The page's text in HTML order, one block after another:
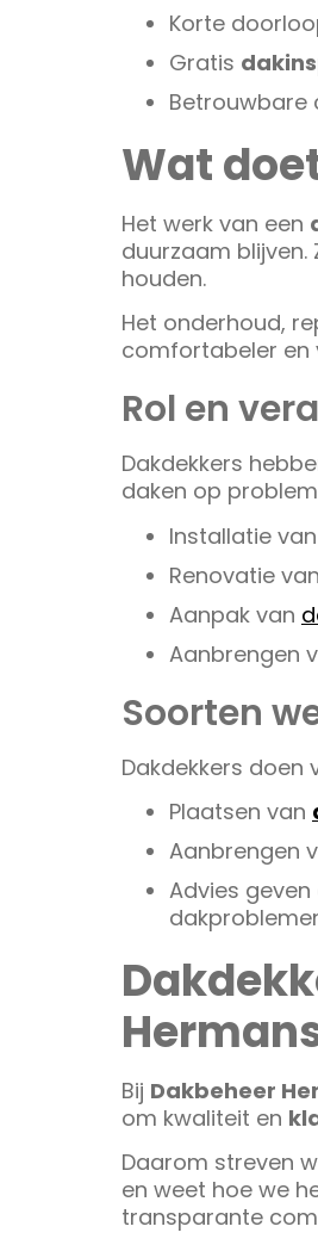
Korte
Gratis
Betrouwbare
Wat
Het werk van een
duurzaam
houden.
Het onderhoud,
comfortabeler en
Rol en
Dakdekkers
daken op
Installatie
Renovatie
Aanpak van
Aanbrengen
Soorten
Dakdekkers doen
Plaatsen van
Aanbrengen
Advies
Bij Dakbeheer
om kwaliteit en
Daarom streven
en weet hoe we
transparante